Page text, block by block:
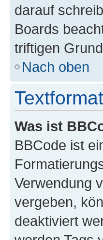
darauf
Boards
triftigen
Nach oben
Was ist
BBCode ist
Verwendung
vergeben,
deaktiviert